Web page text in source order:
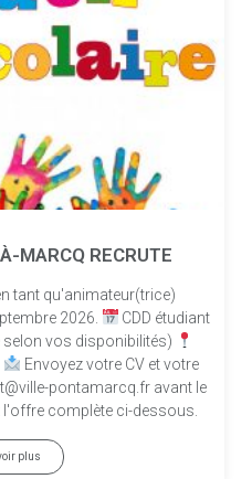
MARCQ RECRUTE
tant qu'animateur(trice)
2026.
CDD étudiant
vos disponibilités)
Envoyez votre CV et votre
pontamarcq.fr avant le
l'offre complète ci-dessous.
plus